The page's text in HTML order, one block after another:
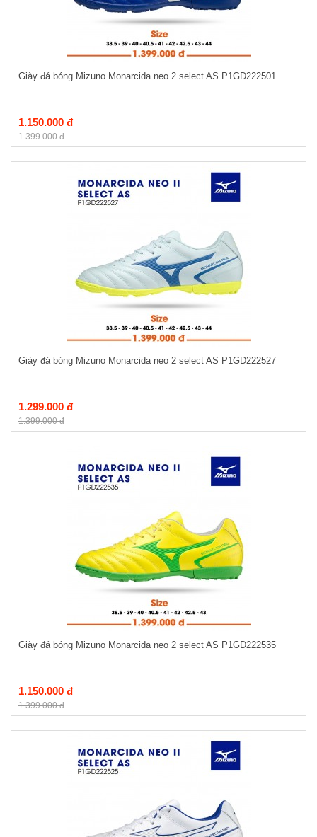
Giày đá bóng Mizuno Monarcida neo 2 select AS P1GD222501
1.150.000 đ
1.399.000 đ
Giày đá bóng Mizuno Monarcida neo 2 select AS P1GD222527
1.299.000 đ
1.399.000 đ
Giày đá bóng Mizuno Monarcida neo 2 select AS P1GD222535
1.150.000 đ
1.399.000 đ